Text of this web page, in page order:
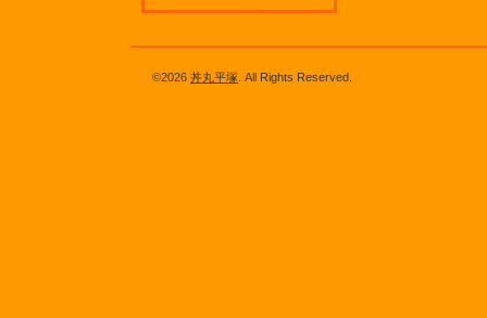
©2026 丼丸平塚 . All Rights Reserved.